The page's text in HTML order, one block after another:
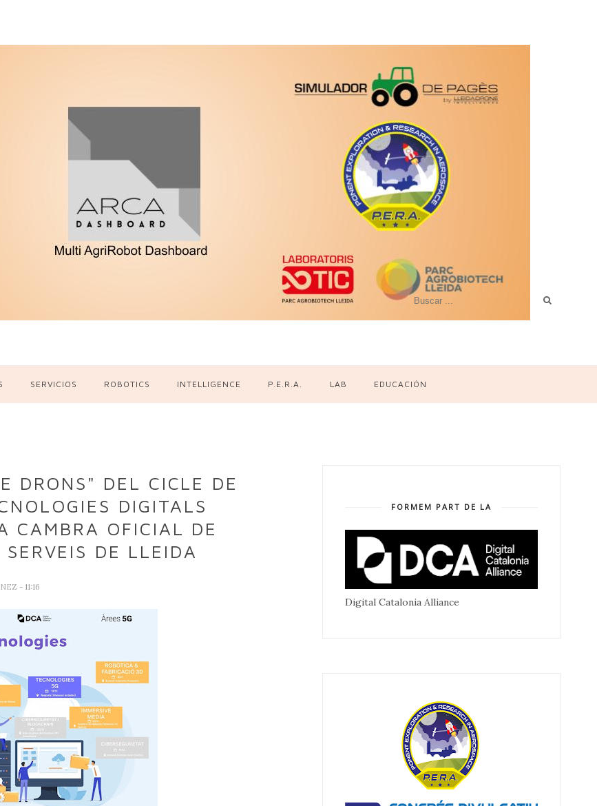
SERVICIOS ROBOTICS INTELLIGENCE P.E.R.A. LAB EDUCACIÓN
DRONS" DEL CICLE DE
DIGITALS
CAMBRA OFICIAL DE
DE LLEIDA
- 11:16
FORMEM PART DE LA
Digital Catalonia Alliance